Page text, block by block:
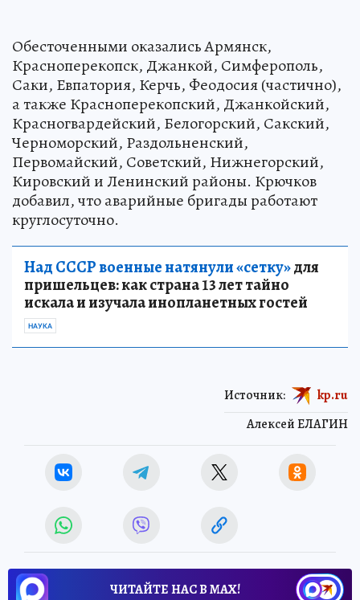
Обесточенными оказались Армянск,
Красноперекопск, Джанкой, Симферополь,
Саки, Евпатория, Керчь, Феодосия (частично),
а также Красноперекопский, Джанкойский,
Красногвардейский, Белогорский, Сакский,
Черноморский, Раздольненский,
Первомайский, Советский, Нижнегорский,
Кировский и Ленинский районы. Крючков
добавил, что аварийные бригады работают
круглосуточно.
Над СССР военные натянули «сетку»для
пришельцев: как страна 13 лет тайно
искала и изучала инопланетных гостей
НАУКА
Алексей ЕЛАГИН
Источник: kp.ru
ЧИТАЙТЕ НАС В МАХ!